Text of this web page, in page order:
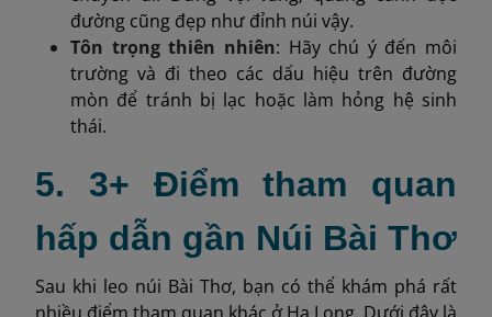
đường cũng đẹp như đỉnh núi vậy.
Tôn trọng thiên nhiên: Hãy chú ý đến môi
trường và đi theo các dấu hiệu trên đường
mòn để tránh bị lạc hoặc làm hỏng hệ sinh
thái.
5. 3+ Điểm tham quan
hấp dẫn gần Núi Bài Thơ
Sau khi leo núi Bài Thơ, bạn có thể khám phá rất
nhiều điểm tham quan khác ở Hạ Long. Dưới đây là